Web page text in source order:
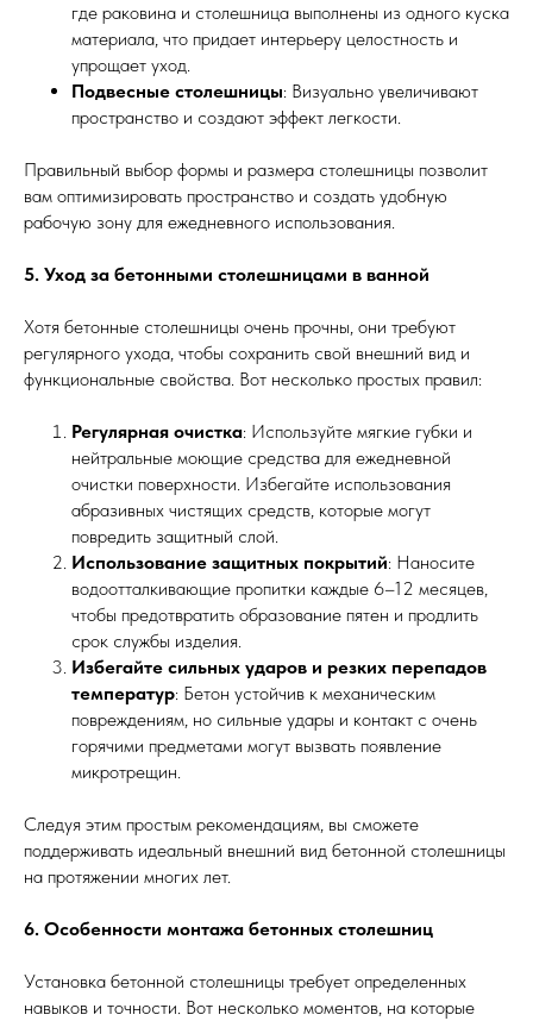
где раковина и столешница выполнены из одного куска
материала, что придает интерьеру целостность и
упрощает уход.
Подвесные столешницы: Визуально увеличивают
пространство и создают эффект легкости.
Правильный выбор формы и размера столешницы позволит
вам оптимизировать пространство и создать удобную
рабочую зону для ежедневного использования.
5. Уход за бетонными столешницами в ванной
Хотя бетонные столешницы очень прочны, они требуют
регулярного ухода, чтобы сохранить свой внешний вид и
функциональные свойства. Вот несколько простых правил:
Регулярная очистка: Используйте мягкие губки и
нейтральные моющие средства для ежедневной
очистки поверхности. Избегайте использования
абразивных чистящих средств, которые могут
повредить защитный слой.
Использование защитных покрытий: Наносите
водоотталкивающие пропитки каждые 6–12 месяцев,
чтобы предотвратить образование пятен и продлить
срок службы изделия.
Избегайте сильных ударов и резких перепадов
температур: Бетон устойчив к механическим
повреждениям, но сильные удары и контакт с очень
горячими предметами могут вызвать появление
микротрещин.
Следуя этим простым рекомендациям, вы сможете
поддерживать идеальный внешний вид бетонной столешницы
на протяжении многих лет.
6. Особенности монтажа бетонных столешниц
Установка бетонной столешницы требует определенных
навыков и точности. Вот несколько моментов, на которые